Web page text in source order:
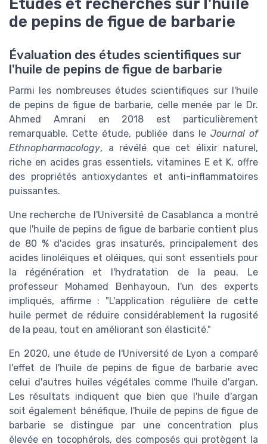
de pepins de figue de barbarie
Évaluation des études scientifiques sur
l'huile de pepins de figue de barbarie
Parmi les nombreuses études scientifiques sur l'huile
de pepins de figue de barbarie, celle menée par le Dr.
Ahmed Amrani en 2018 est particulièrement
remarquable. Cette étude, publiée dans le Journal of
Ethnopharmacology, a révélé que cet élixir naturel,
riche en acides gras essentiels, vitamines E et K, offre
des propriétés antioxydantes et anti-inflammatoires
puissantes.
Une recherche de l'Université de Casablanca a montré
que l'huile de pepins de figue de barbarie contient plus
de 80 % d'acides gras insaturés, principalement des
acides linoléiques et oléiques, qui sont essentiels pour
la régénération et l'hydratation de la peau. Le
professeur Mohamed Benhayoun, l'un des experts
impliqués, affirme : "L'application régulière de cette
huile permet de réduire considérablement la rugosité
de la peau, tout en améliorant son élasticité."
En 2020, une étude de l'Université de Lyon a comparé
l'effet de l'huile de pepins de figue de barbarie avec
celui d'autres huiles végétales comme l'huile d'argan.
Les résultats indiquent que bien que l'huile d'argan
soit également bénéfique, l'huile de pepins de figue de
barbarie se distingue par une concentration plus
élevée en tocophérols, des composés qui protègent la